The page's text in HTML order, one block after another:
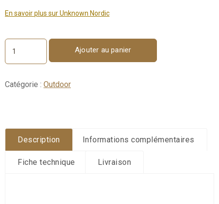
En savoir plus sur Unknown Nordic
quantité
de
End
Ajouter au panier
Catégorie : Outdoor
Description Informations complémentaires
Fiche technique Livraison